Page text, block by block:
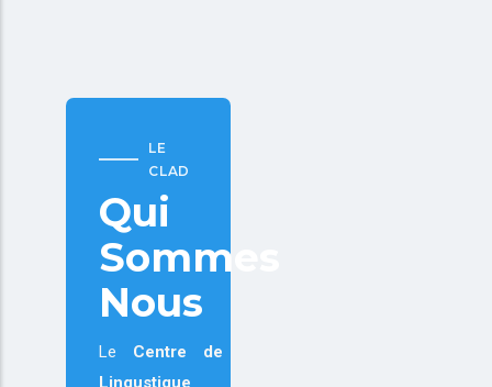
LE
CLAD
Qui
Sommes
Nous
Le Centre de
Lingustique